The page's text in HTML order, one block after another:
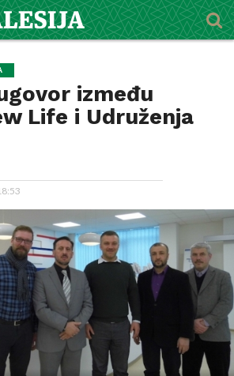
između
Life i Udruženja